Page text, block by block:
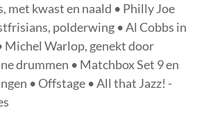
met kwast en naald • Philly Joe
polderwing • Al Cobbs in
Michel Warlop, genekt door
drummen • Matchbox Set 9 en
• Offstage • All that Jazz! -